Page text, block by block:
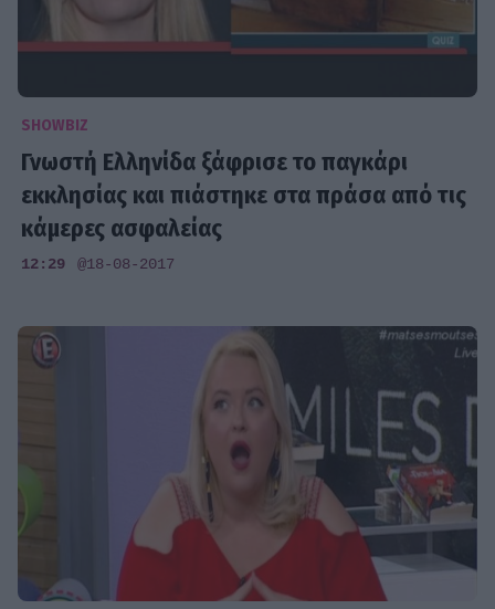
SHOWBIZ
Γνωστή Ελληνίδα ξάφρισε το παγκάρι
εκκλησίας και πιάστηκε στα πράσα από τις
κάμερες ασφαλείας
12:29 @18-08-2017